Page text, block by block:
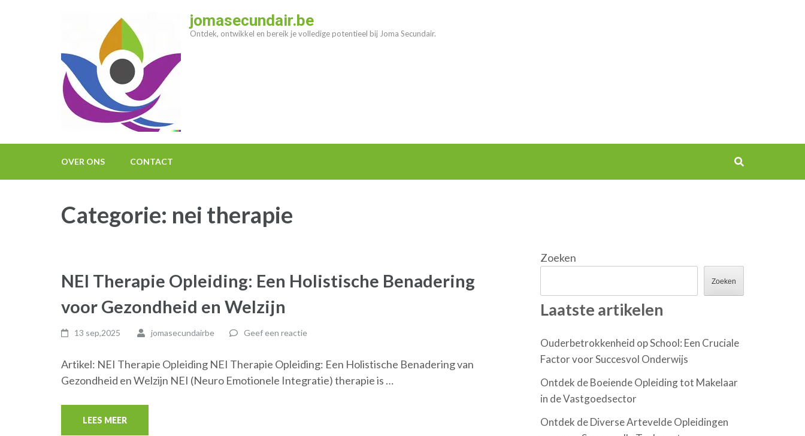
jomasecundair.be
Ontdek, ontwikkel en bereik je volledige potentieel bij Joma Secundair.
OVER ONS CONTACT
Categorie: nei therapie
NEI Therapie Opleiding: Een Holistische Benadering
voor Gezondheid en Welzijn
13 sep,2025 jomasecundairbe Geef een reactie
Artikel: NEI Therapie Opleiding NEI Therapie Opleiding: Een Holistische Benadering van
Gezondheid en Welzijn NEI (Neuro Emotionele Integratie) therapie is …
LEES MEER
Zoeken
Zoeken
Laatste artikelen
Ouderbetrokkenheid op School: Een Cruciale
Factor voor Succesvol Onderwijs
Ontdek de Boeiende Opleiding tot Makelaar
in de Vastgoedsector
Ontdek de Diverse Artevelde Opleidingen